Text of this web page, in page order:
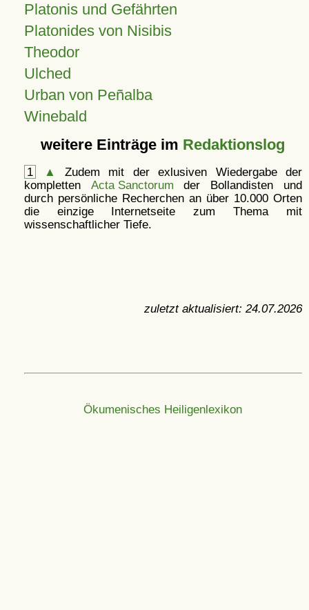
Platonis und Gefährten
Platonides von Nisibis
Theodor
Ulched
Urban von Peñalba
Winebald
weitere Einträge im Redaktionslog
1 ▲
Zudem mit der exlusiven Wiedergabe der
kompletten Acta Sanctorum der Bollandisten und
durch persönliche Recherchen an über 10.000 Orten
die einzige Internetseite zum Thema mit
wissenschaftlicher Tiefe.
zuletzt aktualisiert: 24.07.2026
Ökumenisches Heiligenlexikon